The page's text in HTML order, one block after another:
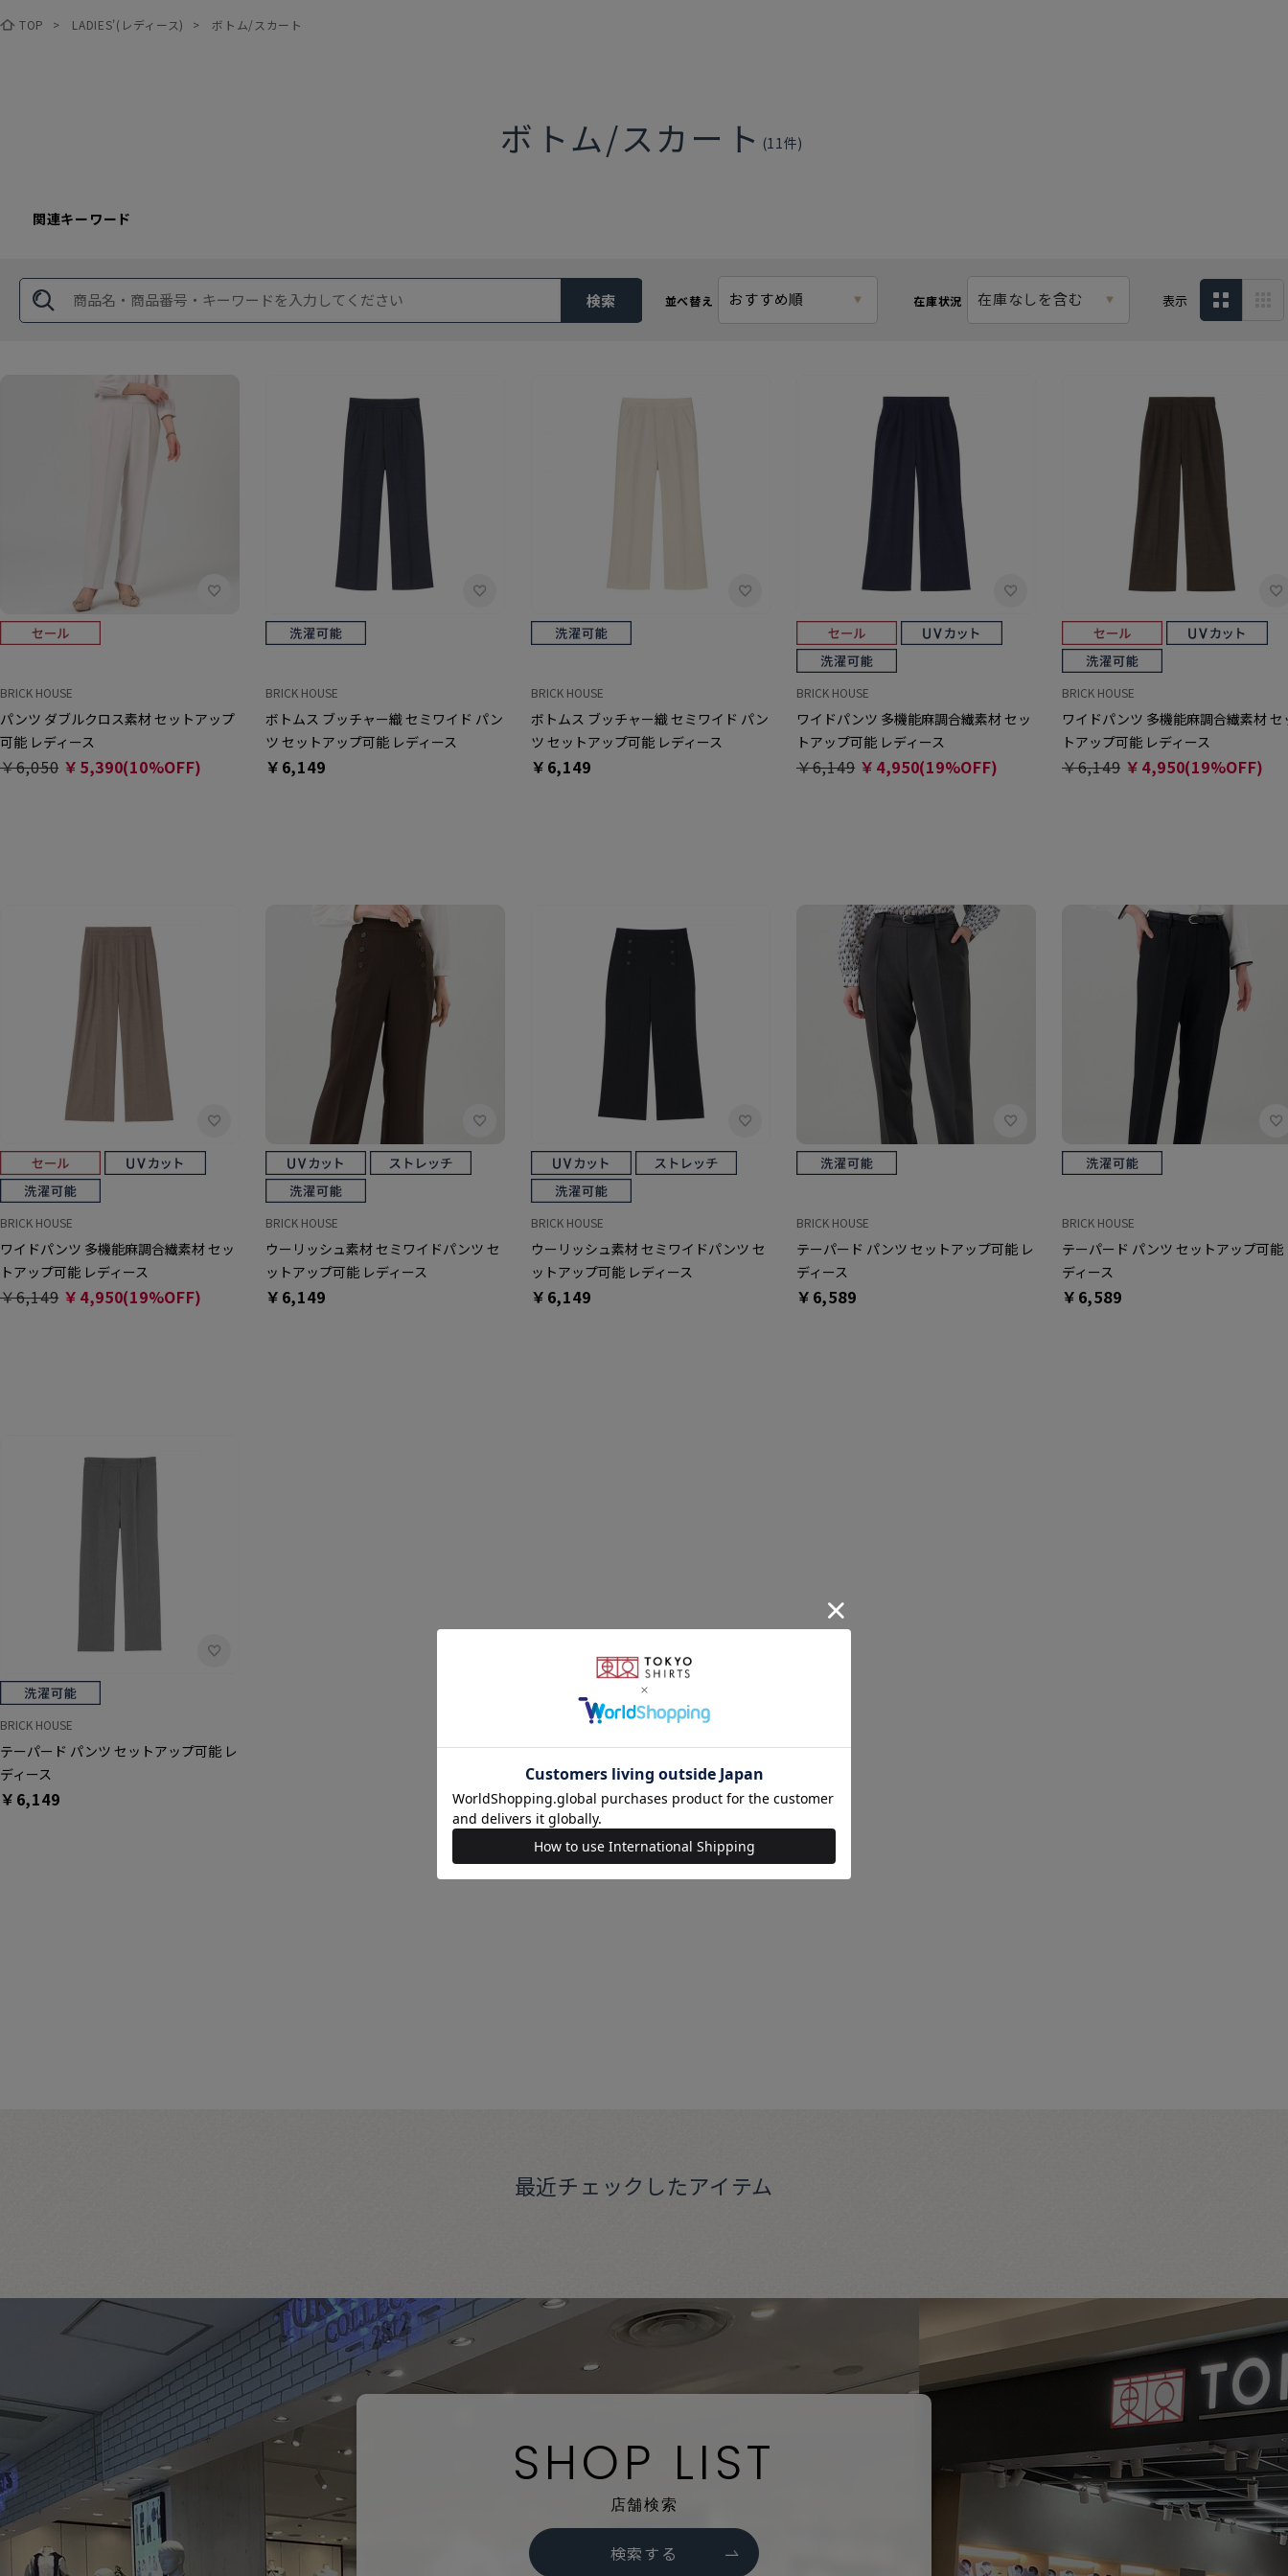
TOP > LADIES'(レディース) > ボトム/スカート
ボトム/スカート (11件)
関連キーワード
検索 並べ替え おすすめ順 在庫状況 在庫なしを含む 表示
BRICK HOUSE
パンツ ダブルクロス素材 セットアップ
可能 レディース
￥6,050 ￥5,390(10%OFF)
BRICK HOUSE
ボトムス ブッチャー織 セミワイド パン
ツ セットアップ可能 レディース
￥6,149
BRICK HOUSE
ボトムス ブッチャー織 セミワイド パン
ツ セットアップ可能 レディース
￥6,149
BRICK HOUSE
ワイドパンツ 多機能麻調合繊素材 セッ
トアップ可能 レディース
￥6,149 ￥4,950(19%OFF)
BRICK HOUSE
ワイドパンツ 多機能麻調合繊素材 セ
トアップ可能 レディース
￥6,149 ￥4,950(19%OFF)
BRICK HOUSE
ワイドパンツ 多機能麻調合繊素材 セッ
トアップ可能 レディース
￥6,149 ￥4,950(19%OFF)
BRICK HOUSE
ウーリッシュ素材 セミワイドパンツ セ
ットアップ可能 レディース
￥6,149
BRICK HOUSE
ウーリッシュ素材 セミワイドパンツ セ
ットアップ可能 レディース
￥6,149
BRICK HOUSE
テーパード パンツ セットアップ可能 レ
ディース
￥6,589
BRICK HOUSE
テーパード パンツ セットアップ可能
ディース
￥6,589
BRICK HOUSE
テーパード パンツ セットアップ可能 レ
ディース
￥6,149
最近チェックしたアイテム
SHOP LIST
店舗検索
検索する